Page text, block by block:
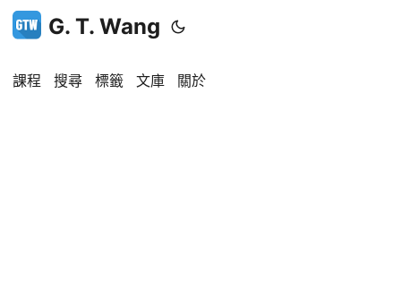
G. T. Wang
課程 搜尋 標籤 文庫 關於